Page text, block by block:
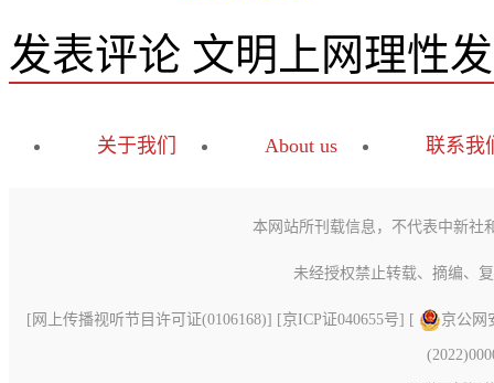
发表评论 文明上网理性
关于我们 About us 联系我
本网站所刊载信息，不代表中新社
未经授权禁止转载、摘编、
[ 网上传播视听节目许可证(0106168)] [京ICP证040655号] [ 京公网